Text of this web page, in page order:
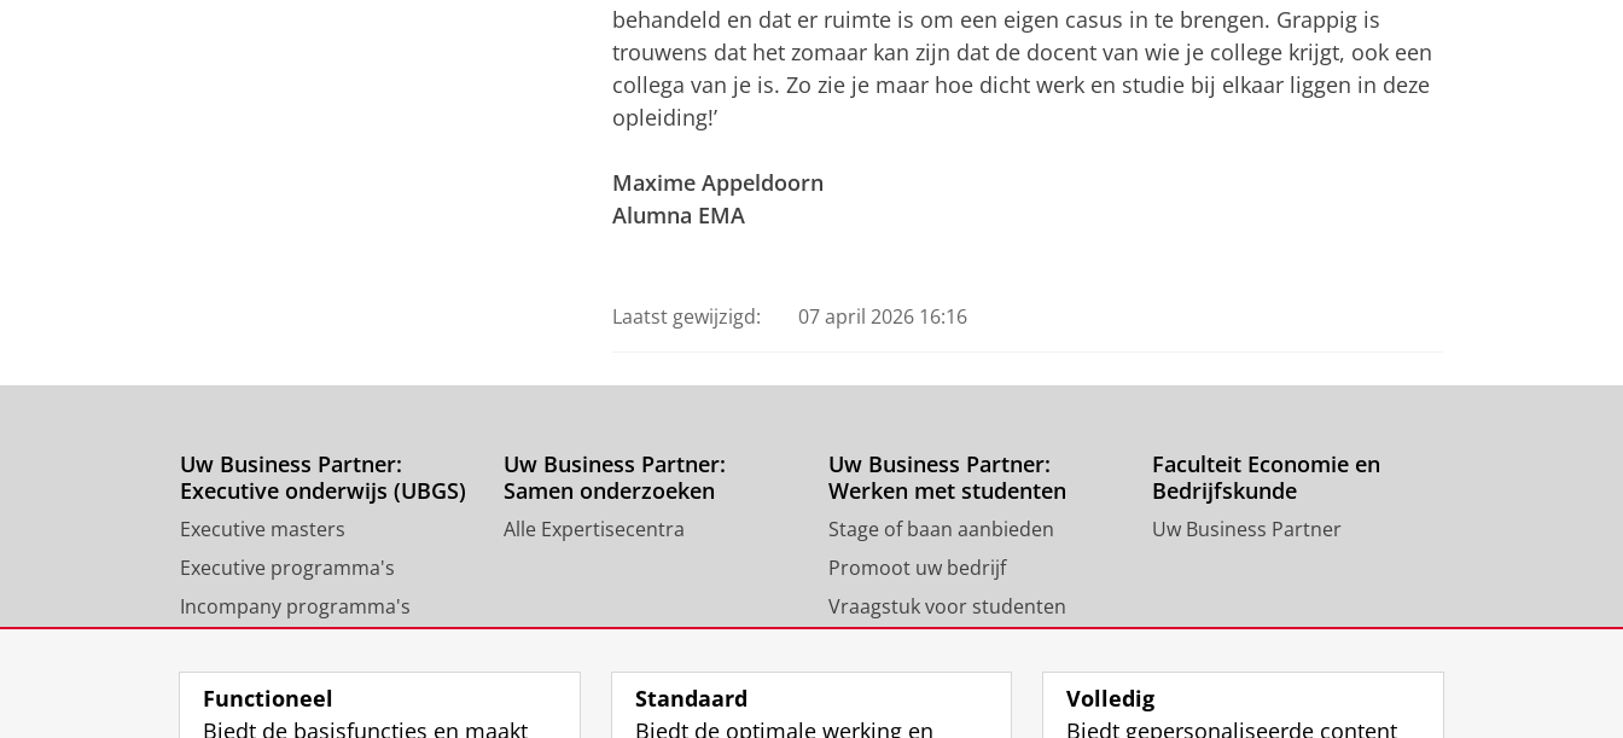
behandeld en dat er ruimte is om een eigen casus in te brengen. Grappig is
trouwens dat het zomaar kan zijn dat de docent van wie je college krijgt, ook een
collega van je is. Zo zie je maar hoe dicht werk en studie bij elkaar liggen in deze
opleiding!’
Maxime Appeldoorn
Alumna EMA
Laatst gewijzigd: 07 april 2026 16:16
Uw Business Partner:
Executive onderwijs (UBGS)
Executive masters
Executive programma's
Incompany programma's
Groningen Business School
Uw Business Partner:
Samen onderzoeken
Alle Expertisecentra
Uw Business Partner:
Werken met studenten
Stage of baan aanbieden
Promoot uw bedrijf
Vraagstuk voor studenten
Faculteit Economie en
Bedrijfskunde
Uw Business Partner
Functioneel
Biedt de basisfuncties en maakt
Standaard
Biedt de optimale werking en
Volledig
Biedt gepersonaliseerde content